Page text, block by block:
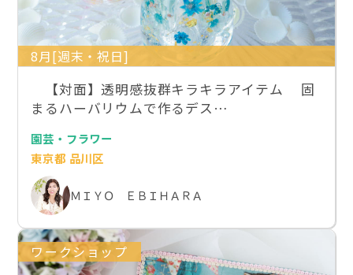
8月[週末・祝日]
【対面】透明感抜群キラキラアイテム 固
まるハーバリウムで作るデス…
園芸・フラワー
東京都 品川区
ＭＩＹＯ ＥＢＩＨＡＲＡ
ワークショップ